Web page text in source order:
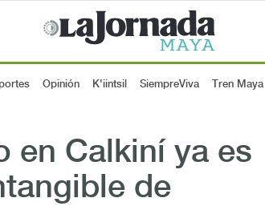
Opinión K'iintsil SiempreViva Tren Maya
en Calkiní ya es
de